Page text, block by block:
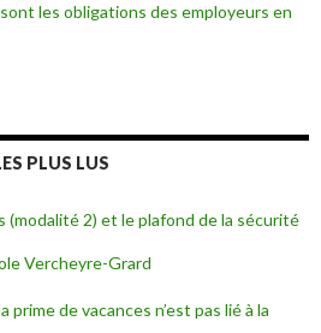
les obligations des employeurs en
PLUS LUS
(modalité 2) et le plafond de la sécurité
Vercheyre-Grard
prime de vacances n’est pas lié à la